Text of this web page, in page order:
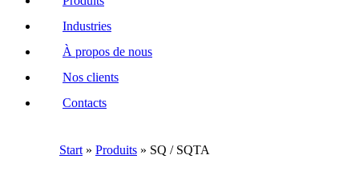
Industries
À propos de nous
Nos clients
Contacts
Start » Produits » SQ / SQTA